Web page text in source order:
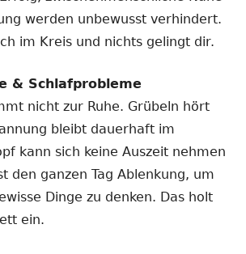
werden unbewusst verhindert.
im Kreis und nichts gelingt dir.
& Schlafprobleme
nicht zur Ruhe. Grübeln hört
bleibt dauerhaft im
kann sich keine Auszeit nehmen
den ganzen Tag Ablenkung, um
Dinge zu denken. Das holt
ein.